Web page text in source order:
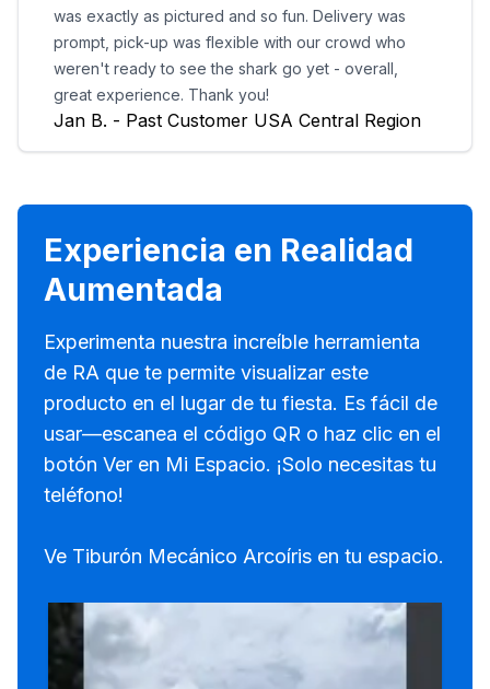
was exactly as pictured and so fun. Delivery was
prompt, pick-up was flexible with our crowd who
weren't ready to see the shark go yet - overall,
great experience. Thank you!
Jan B. - Past Customer USA Central Region
Experiencia en Realidad
Aumentada
Experimenta nuestra increíble herramienta
de RA que te permite visualizar este
producto en el lugar de tu fiesta. Es fácil de
usar—escanea el código QR o haz clic en el
botón Ver en Mi Espacio. ¡Solo necesitas tu
teléfono!
Ve Tiburón Mecánico Arcoíris en tu espacio.